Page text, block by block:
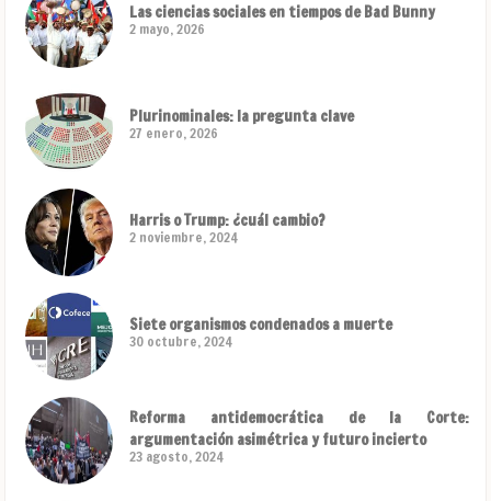
Las ciencias sociales en tiempos de Bad Bunny
2 mayo, 2026
Plurinominales: la pregunta clave
27 enero, 2026
Harris o Trump: ¿cuál cambio?
2 noviembre, 2024
Siete organismos condenados a muerte
30 octubre, 2024
Reforma antidemocrática de la Corte:
argumentación asimétrica y futuro incierto
23 agosto, 2024